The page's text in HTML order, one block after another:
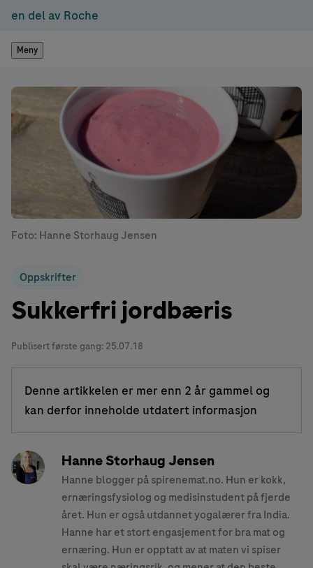
en del av Roche
Meny
Foto: Hanne Storhaug Jensen
Oppskrifter
Sukkerfri jordbæris
Publisert første gang: 25.07.18
Denne artikkelen er mer enn 2 år gammel og
kan derfor inneholde utdatert informasjon
Hanne Storhaug Jensen
Hanne blogger på spirenemat.no. Hun er kokk,
ernæringsfysiolog og medisinstudent på fjerde
året. Hun er også utdannet yogalærer fra India.
Hanne har et stort engasjement for bra mat og
ernæring. Hun er opptatt av at maten vi spiser